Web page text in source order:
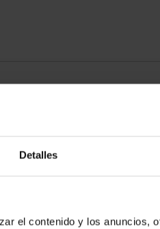
Detalles
el contenido y los anuncios,